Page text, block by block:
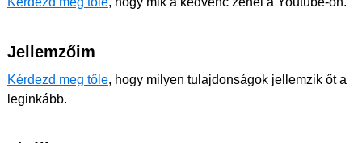
Jellemzőim
Kérdezd meg tőle, hogy milyen tulajdonságok jellemzik őt a
leginkább.